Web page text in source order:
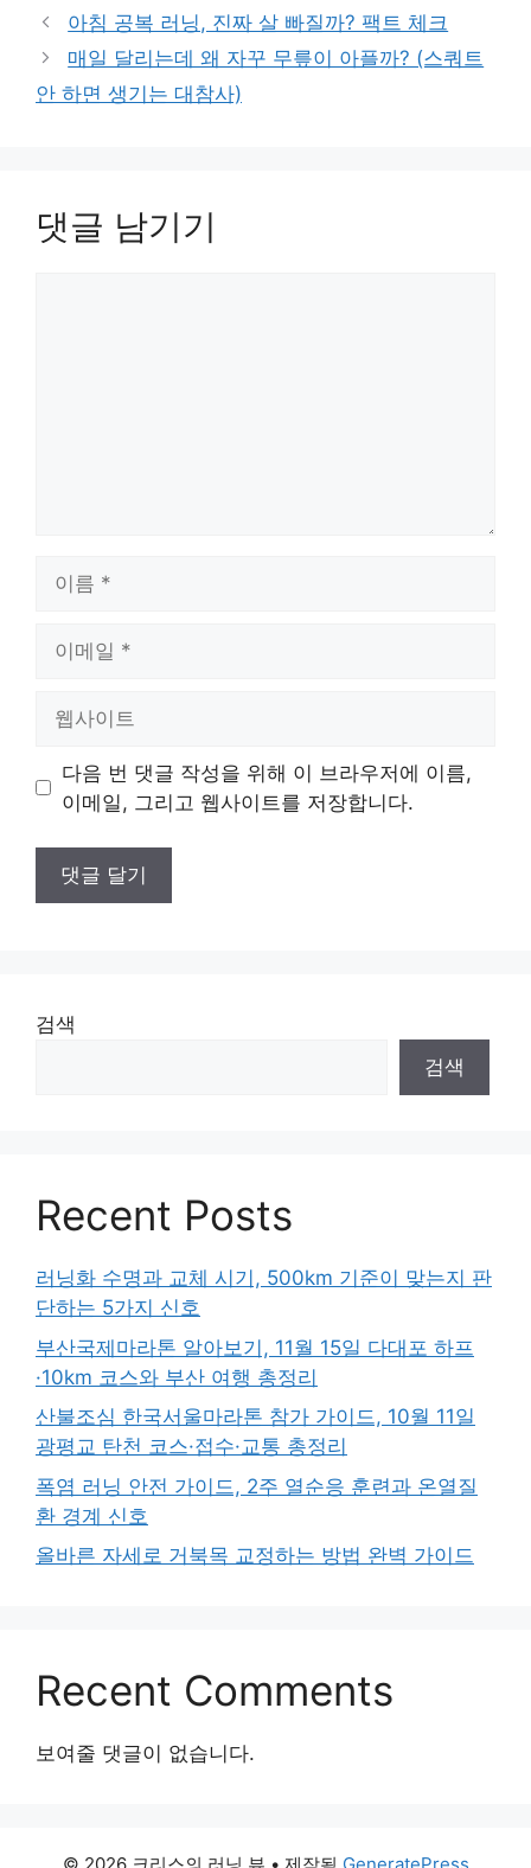
아침 공복 러닝, 진짜 살 빠질까? 팩트 체크
매일 달리는데 왜 자꾸 무릎이 아플까? (스쿼트
안 하면 생기는 대참사)
댓글 남기기
트
다음 번 댓글 작성을 위해 이 브라우저에 이름,
이메일, 그리고 웹사이트를 저장합니다.
검색
검색
Recent Posts
러닝화 수명과 교체 시기, 500km 기준이 맞는지 판
단하는 5가지 신호
부산국제마라톤 알아보기, 11월 15일 다대포 하프
·10km 코스와 부산 여행 총정리
산불조심 한국서울마라톤 참가 가이드, 10월 11일
광평교 탄천 코스·접수·교통 총정리
폭염 러닝 안전 가이드, 2주 열순응 훈련과 온열질
환 경계 신호
올바른 자세로 거북목 교정하는 방법 완벽 가이드
Recent Comments
보여줄 댓글이 없습니다.